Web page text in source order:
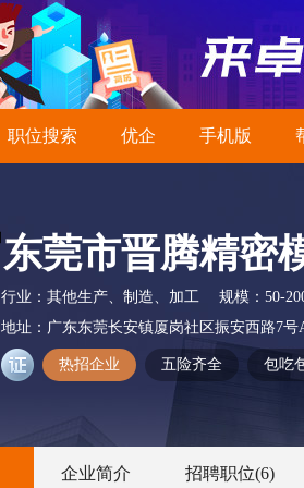
职位搜索 优企 手机版
东莞市晋腾精密
行业： 其他生产、制造、加工 规模： 50-
地址： 广东东莞长安镇厦岗社区振安西路7
热招企业 五险齐全 包吃
企业简介 招聘职位(6)